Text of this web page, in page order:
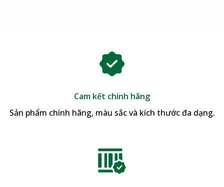
Cam kết chính hãng
Sản phẩm chính hãng, màu sắc và kích thước đa dạng.